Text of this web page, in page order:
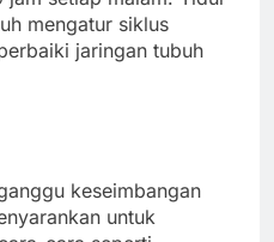
mengatur siklus
jaringan tubuh
keseimbangan
untuk